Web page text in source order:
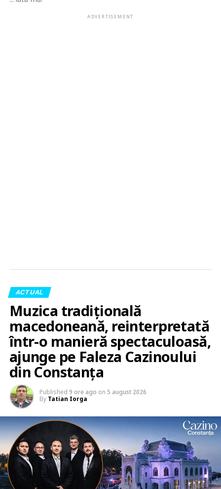
ADVERTISEMENT
ACTUAL
Muzica tradițională
macedoneană, reinterpretată
într-o manieră spectaculoasă,
ajunge pe Faleza Cazinoului
din Constanța
Published 9 ore ago on 5 august 2026
By Tatian Iorga